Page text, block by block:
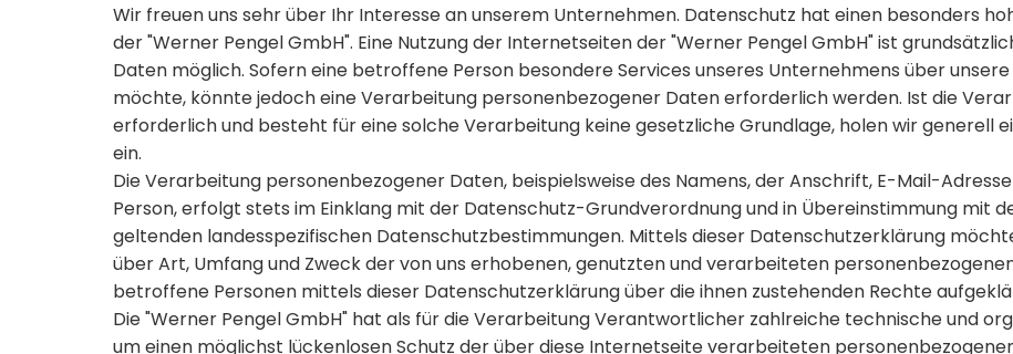
Wir freuen uns sehr über Ihr Interesse an unserem Unternehmen. Datenschutz hat einen besonders
der "Werner Pengel GmbH". Eine Nutzung der Internetseiten der "Werner Pengel GmbH" ist
Daten möglich. Sofern eine betroffene Person besondere Services unseres Unternehmens über
möchte, könnte jedoch eine Verarbeitung personenbezogener Daten erforderlich werden. Ist die
erforderlich und besteht für eine solche Verarbeitung keine gesetzliche Grundlage, holen wir generell
ein.
Die Verarbeitung personenbezogener Daten, beispielsweise des Namens, der Anschrift, E-Mail-
Person, erfolgt stets im Einklang mit der Datenschutz-Grundverordnung und in Übereinstimmung mit
geltenden landesspezifischen Datenschutzbestimmungen. Mittels dieser Datenschutzerklärung
über Art, Umfang und Zweck der von uns erhobenen, genutzten und verarbeiteten
betroffene Personen mittels dieser Datenschutzerklärung über die ihnen zustehenden Rechte
Die "Werner Pengel GmbH" hat als für die Verarbeitung Verantwortlicher zahlreiche technische und
um einen möglichst lückenlosen Schutz der über diese Internetseite verarbeiteten